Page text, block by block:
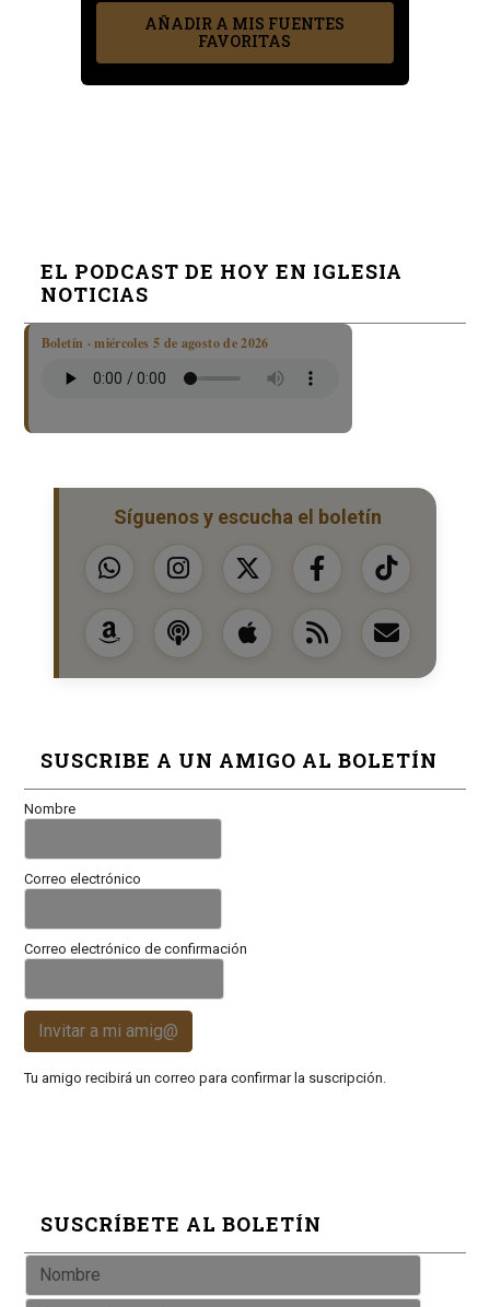
AÑADIR A MIS FUENTES
FAVORITAS
EL PODCAST DE HOY EN IGLESIA
NOTICIAS
Boletín · miércoles 5 de agosto de 2026
Síguenos y escucha el boletín
SUSCRIBE A UN AMIGO AL BOLETÍN
Nombre
Correo electrónico
Correo electrónico de confirmación
Invitar a mi amig@
Tu amigo recibirá un correo para confirmar la suscripción.
SUSCRÍBETE AL BOLETÍN